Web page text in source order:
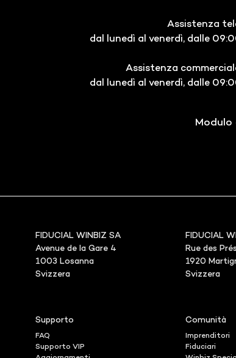
Assistenza
dal lunedì al venerdì, dalle
Assistenza
dal lunedì al venerdì, dalle
FIDUCIAL WINBIZ SA
Avenue de la Gare 4
1003 Losanna
Svizzera
FIDUCIAL
Rue des
1920
Svizzera
Supporto
FAQ
Supporto VIP
Comunità
Imprenditori
Fiduciari